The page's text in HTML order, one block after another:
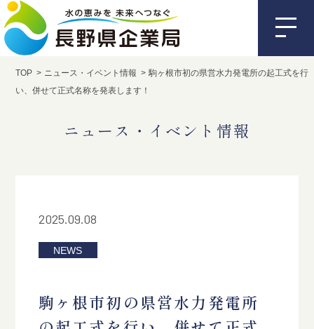
TOP ニュース・イベント情報
駒ヶ根市初の県営水力発電所の起工式を行
い、併せて正式名称を発表します！
ニュース・イベント情報
2025.09.08
NEWS
駒ヶ根市初の県営水力発電所